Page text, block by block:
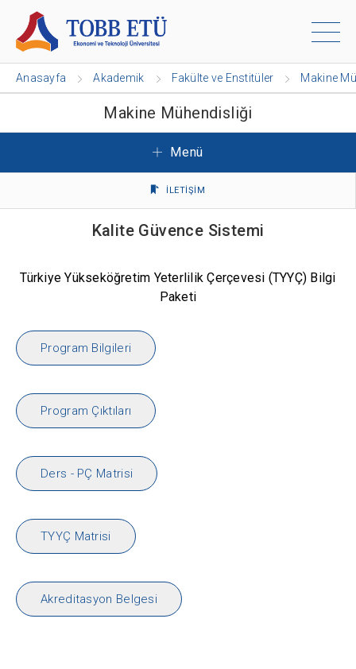
Anasayfa Akademik Fakülte ve Enstitüler Makine
Makine Mühendisliği
Menü
İLETİŞİM
Kalite Güvence Sistemi
Türkiye Yükseköğretim Yeterlilik Çerçevesi (TYYÇ) Bilgi
Paketi
Program Bilgileri
Program Çıktıları
Ders - PÇ Matrisi
TYYÇ Matrisi
Akreditasyon Belgesi